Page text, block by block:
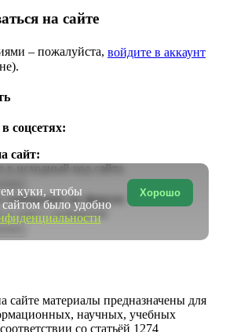
на сайте
– пожалуйста, войдите в аккаунт
соцсетях:
сайт:
в исходный код сайта
на форум:
в текст сообщения
сайте материалы предназначены для
научных, учебных
со статьёй 1274
Хорошо
куки, чтобы
сайтом было удобно